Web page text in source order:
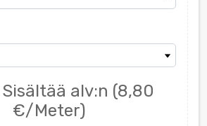
Sisältää alv:n (8,80
€/Meter)